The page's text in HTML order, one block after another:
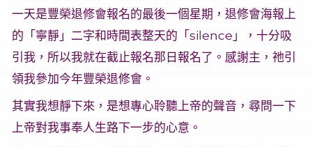
一天是豐榮退修會報名的最後一個星期，退修會海報上
的「寧靜」二字和時間表整天的「silence」，十分吸
引我，所以我就在截止報名那日報名了。感謝主，祂引
領我參加今年豐榮退修會。
其實我想靜下來，是想專心聆聽上帝的聲音，尋問一下
上帝對我事奉人生路下一步的心意。